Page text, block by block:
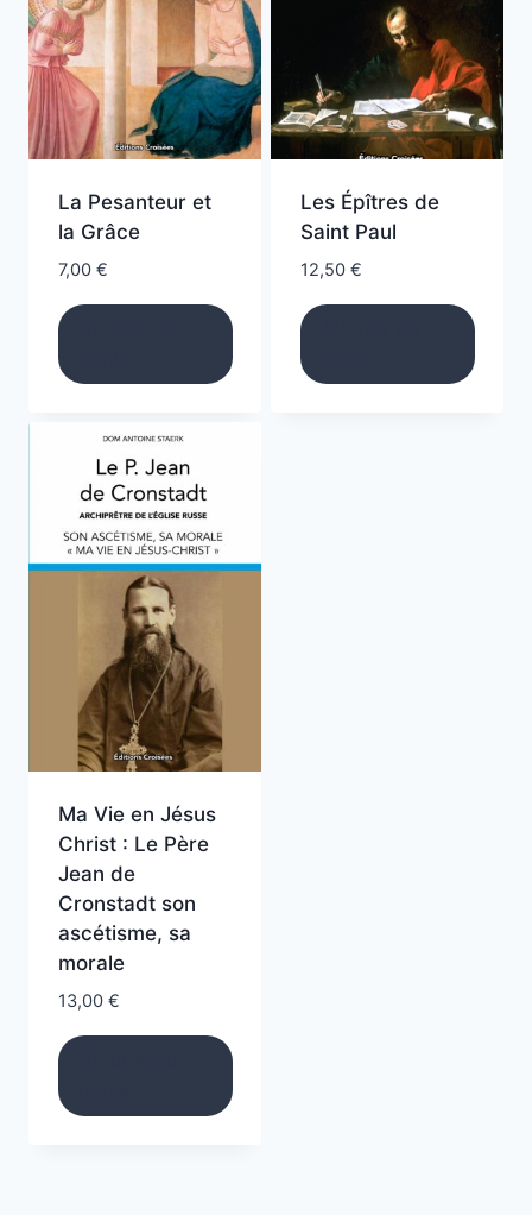
La Pesanteur et
la Grâce
7,00 €
Les Épîtres de
Saint Paul
12,50 €
Ma Vie en Jésus
Christ : Le Père
Jean de
Cronstadt son
ascétisme, sa
morale
13,00 €